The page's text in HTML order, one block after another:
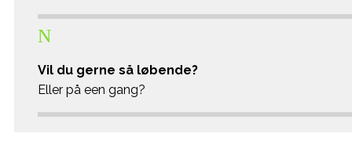
N
Vil du gerne så løbende?
Eller på een gang?